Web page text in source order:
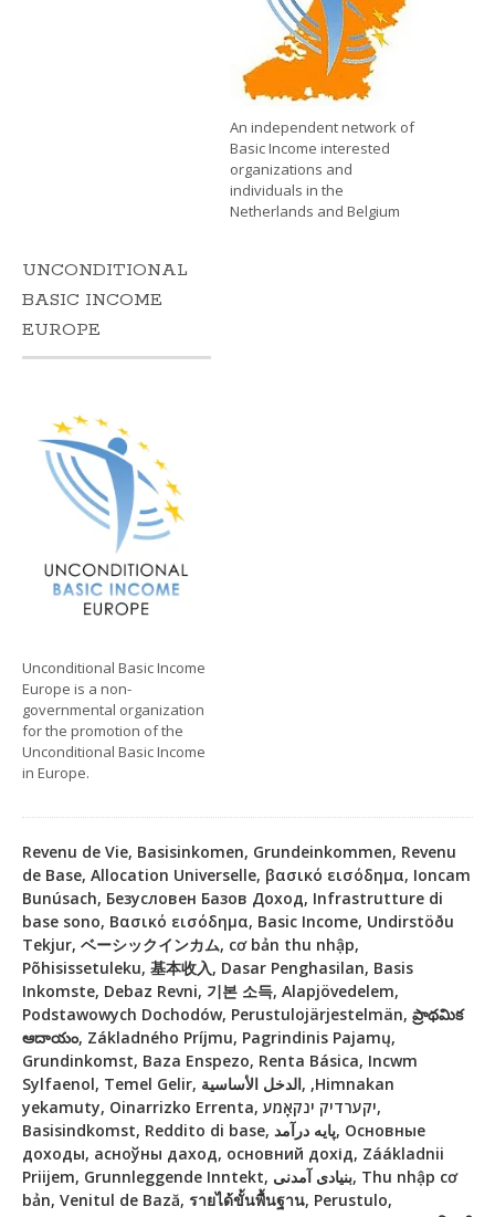
An independent network of
Basic Income interested
organizations and
individuals in the
Netherlands and Belgium
UNCONDITIONAL
BASIC INCOME
EUROPE
Unconditional Basic Income
Europe is a non-
governmental organization
for the promotion of the
Unconditional Basic Income
in Europe.
Revenu de Vie, Basisinkomen, Grundeinkommen, Revenu
de Base, Allocation Universelle, βασικό εισόδημα, Ioncam
Bunúsach, Безусловен Базов Доход, Infrastrutture di
base sono, Βασικό εισόδημα, Basic Income, Undirstöðu
Tekjur, ベーシックインカム, cơ bản thu nhập,
Põhisissetuleku, 基本收入, Dasar Penghasilan, Basis
Inkomste, Debaz Revni, 기본 소득, Alapjövedelem,
Podstawowych Dochodów, Perustulojärjestelmän, ప్రాథమిక
ఆదాయం, Základného Príjmu, Pagrindinis Pajamų,
Grundinkomst, Baza Enspezo, Renta Básica, Incwm
Sylfaenol, Temel Gelir, الدخل الأساسية, ,Himnakan
yekamuty, Oinarrizko Errenta, יקערדיק ינקאָמע,
Basisindkomst, Reddito di base, پایه درآمد, Основные
доходы, асноўны даход, основний дохід, Záákladnii
Priijem, Grunnleggende Inntekt, بنیادی آمدنی, Thu nhập cơ
bản, Venitul de Bază, รายได้ขั้นพื้นฐาน, Perustulo,